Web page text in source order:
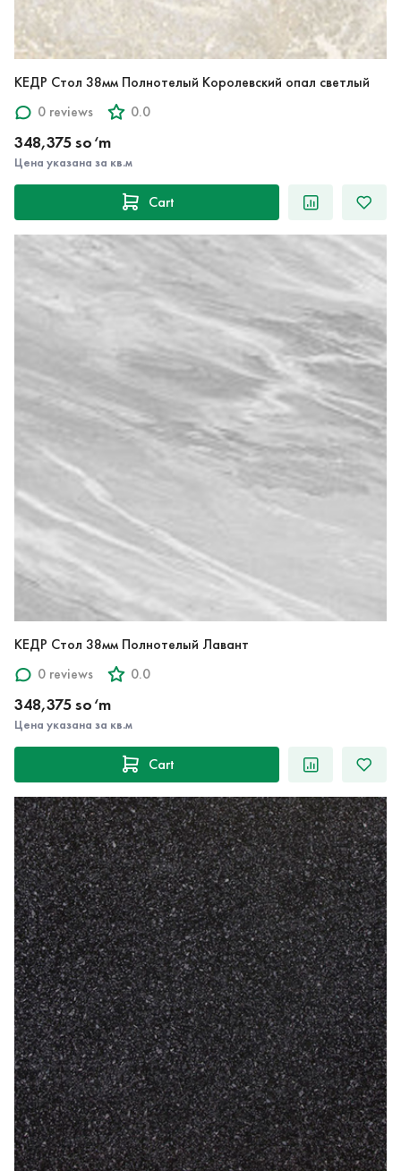
КЕДР Стол 38мм Полнотелый Королевский опал светлый
0 reviews
0.0
348,375 so‘m
Цена указана за кв.м
Cart
КЕДР Стол 38мм Полнотелый Лавант
0 reviews
0.0
348,375 so‘m
Цена указана за кв.м
Cart